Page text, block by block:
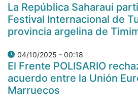
La República Saharaui
Festival Internacional de
provincia argelina de
04/10/2025 - 00:18
El Frente POLISARIO
acuerdo entre la Unión
Marruecos